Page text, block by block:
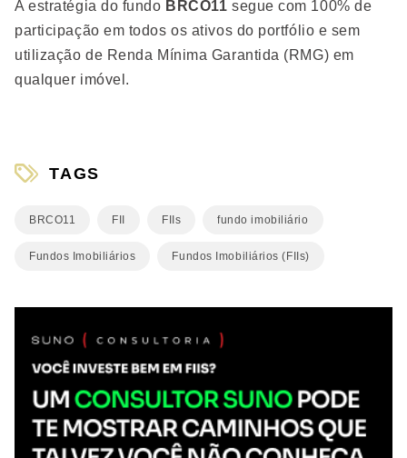
A estratégia do fundo BRCO11 segue com 100% de
participação em todos os ativos do portfólio e sem
utilização de Renda Mínima Garantida (RMG) em
qualquer imóvel.
TAGS
BRCO11 FII FIIs fundo imobiliário
Fundos Imobiliários Fundos Imobiliários (FIIs)